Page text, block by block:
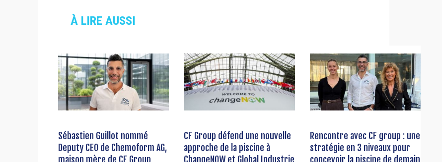
À LIRE AUSSI
Sébastien Guillot nommé
Deputy CEO de Chemoform AG,
maison mère de CF Group
CF Group défend une nouvelle
approche de la piscine à
ChangeNOW et Global Industrie
Rencontre avec CF group : une
stratégie en 3 niveaux pour
concevoir la piscine de demain